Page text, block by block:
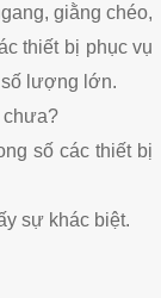
giằng chéo,
thiết bị phục vụ
số lượng lớn.
chưa?
số các thiết bị
sự khác biệt.